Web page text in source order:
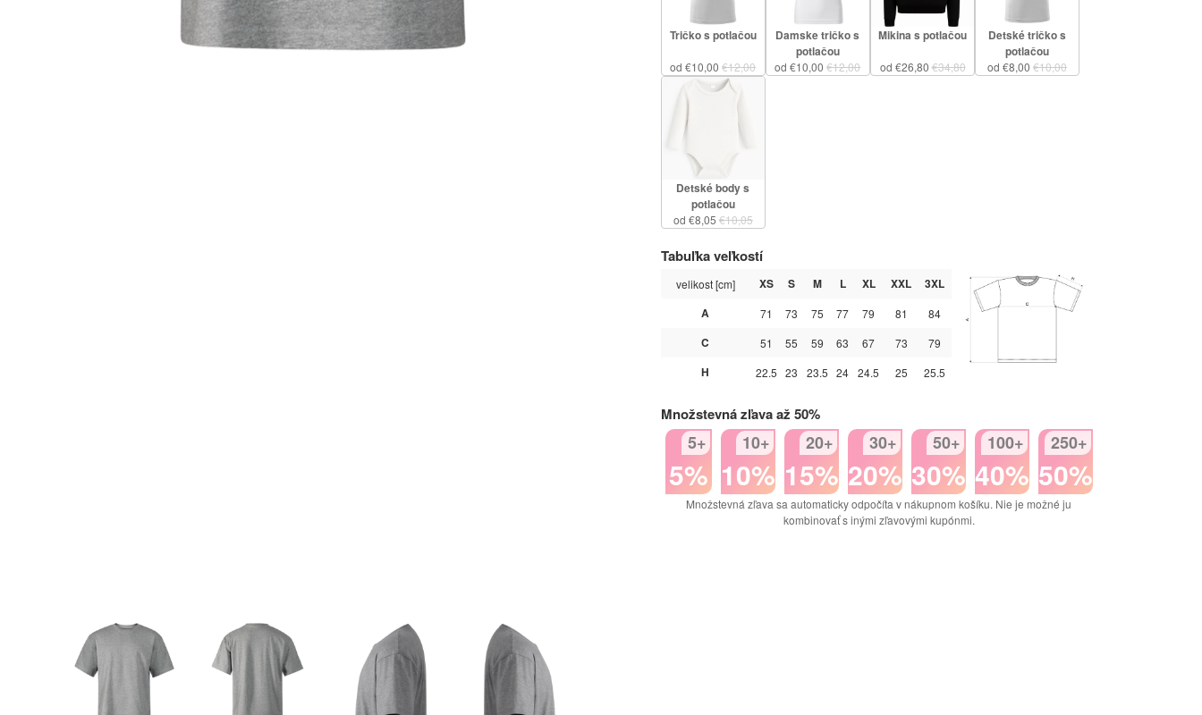
Tričko s potlačou
od €10,00€12,00
Damske tričko s
potlačou
od €10,00€12,00
Mikina s potlačou
od €26,80€34,80
Detské tričko s
potlačou
od €8,00€10,00
Detské body s
potlačou
od €8,05 €10,05
Tabuľka veľkostí
velikost [cm] XS S M L XL XXL
3XL
A
71 73 75 77 79 81 84
C 51 55 59 63 67 73 79
H 22.5 23 23.5 24 24.5 25 25.5
Množstevná zľava až 50%
5+
5%
10+
10%
20+
15%
30+
20%
50+
30%
100+
40%
250+
50%
Množstevná zľava sa automaticky odpočíta v nákupnom košíku. Nie je možné ju
kombinovať s inými zľavovými kupónmi.